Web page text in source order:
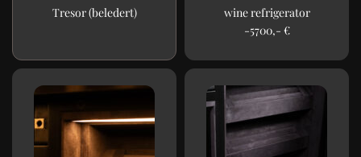
Tresor (beledert)
wine refrigerator
-5700,- €